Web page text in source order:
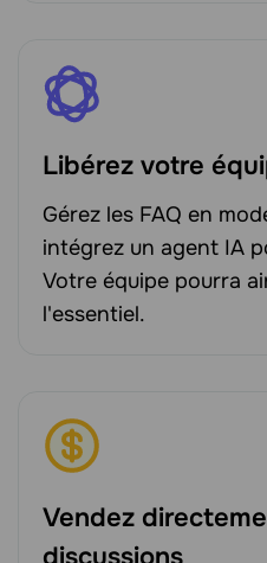
Libérez votre
Gérez les FAQ en
intégrez un agent IA
Votre équipe pourra
l'essentiel.
Vendez